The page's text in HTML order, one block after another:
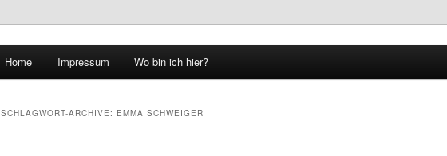
vidgames.de
Zum Inhalt wechseln
Zum sekundären Inhalt wechseln
Home Impressum Wo bin ich hier?
SCHLAGWORT-ARCHIVE: EMMA SCHWEIGER